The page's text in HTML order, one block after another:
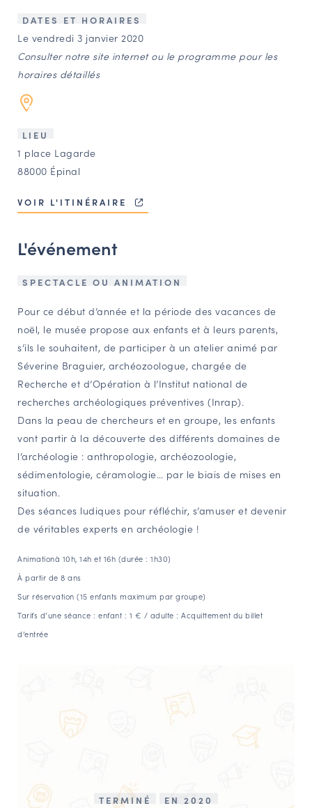
CONTACT
Agenda
Annuaire
Ressources
BOURSE D’ÉCHANGE
CARTES DES NAUDIN
Espace acteurs
NAVIGATION FILTRÉE « ACTEURS »
PORTAIL CULTURE
Comité d'Histoire Régionale
Service Inventaire et Patrimoines de la Région Grand Est
VOUS ÊTES…
Amateurs d’histoire et de patrimoine
DATES ET HORAIRES
Le vendredi 3 janvier 2020
Consulter notre site internet ou le programme pour les
horaires détaillés
LIEU
1 place Lagarde
88000 Épinal
VOIR L'ITINÉRAIRE
L'événement
SPECTACLE OU ANIMATION
Pour ce début d’année et la période des vacances de
noël, le musée propose aux enfants et à leurs parents,
s’ils le souhaitent, de participer à un atelier animé par
Séverine Braguier, archéozoologue, chargée de
Recherche et d’Opération à l’Institut national de
recherches archéologiques préventives (Inrap).
Dans la peau de chercheurs et en groupe, les enfants
vont partir à la découverte des différents domaines de
l’archéologie : anthropologie, archéozoologie,
sédimentologie, céramologie… par le biais de mises en
situation.
Des séances ludiques pour réfléchir, s’amuser et devenir
de véritables experts en archéologie !
Animationà 10h, 14h et 16h (durée : 1h30)
À partir de 8 ans
Sur réservation (15 enfants maximum par groupe)
Tarifs d’une séance : enfant : 1 € / adulte : Acquittement du billet
d’entrée
TERMINÉ EN 2020